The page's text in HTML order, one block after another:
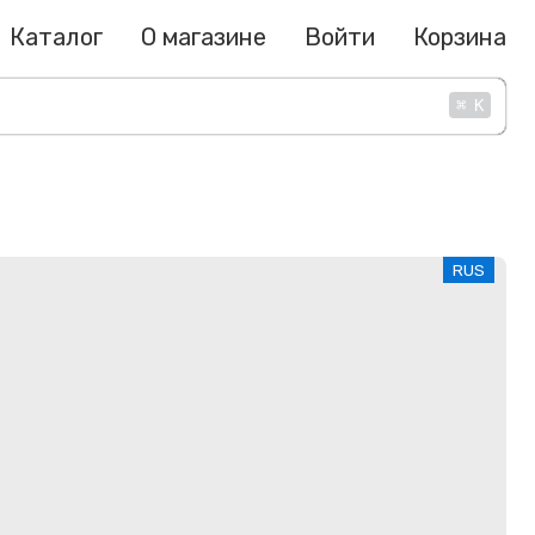
Каталог О магазине Войти Корзина
⌘ K
RUS